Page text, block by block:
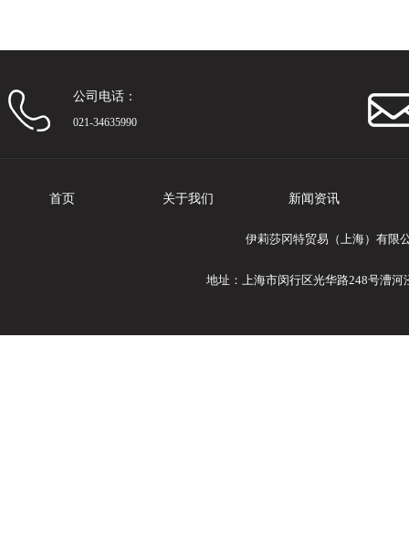
公司电话：
021-34635990
首页 关于我们 新闻资讯
伊莉莎冈特贸易（上海）有限
地址：上海市闵行区光华路248号漕